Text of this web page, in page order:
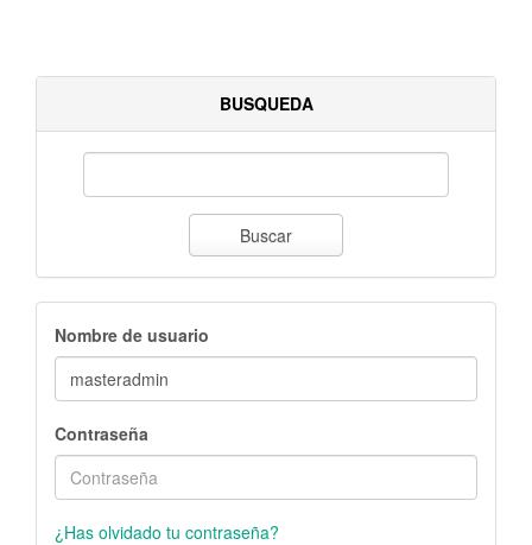
BUSQUEDA
Buscar
Nombre de usuario
Contraseña
¿Has olvidado tu contraseña?